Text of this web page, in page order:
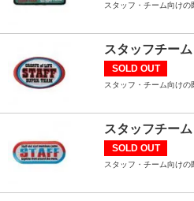
スタッフ・チーム向けの
スタッフチー
SOLD OUT
スタッフ・チーム向けの
スタッフチー
SOLD OUT
スタッフ・チーム向けの